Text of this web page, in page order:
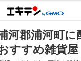
河郡浦河町に
すすめ雑貨屋